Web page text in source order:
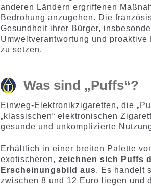
anderen Ländern ergriffenen
Bedrohung anzugehen. Die
Gesundheit ihrer Bürger,
Umweltverantwortung und
zu setzen.
Was sind „Puffs“?
Einweg-Elektronikzigaretten, die
„klassischen“ elektronischen
gesunde und unkomplizierte
Erhältlich in einer breiten Palette
exotischeren,zeichnen sich Puffs
Erscheinungsbild aus. Es handelt
zwischen 8 und 12 Euro liegen und